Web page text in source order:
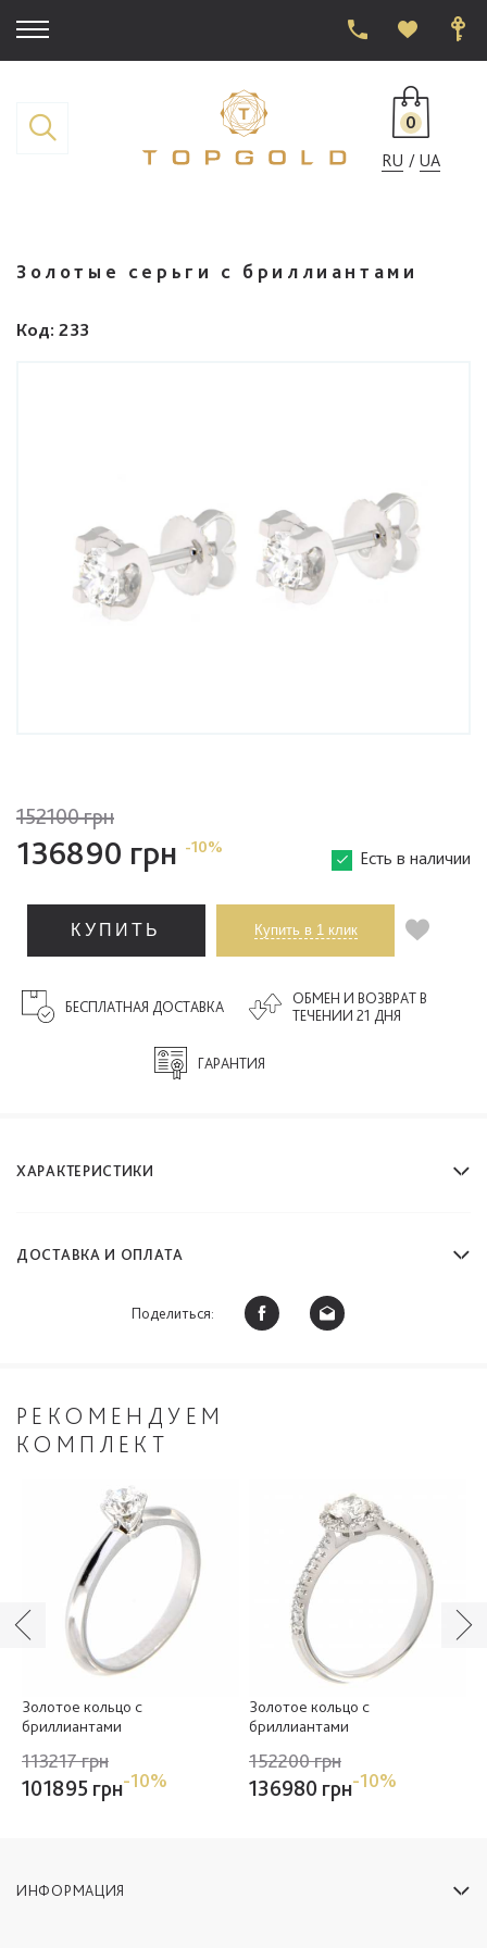
0
RU
UA
Золотые серьги с бриллиантами
Код: 233
152100 грн
136890 грн -10% Есть в наличии
КУПИТЬ Купить в 1 клик
ОБМЕН И ВОЗВРАТ В
ТЕЧЕНИИ 21 ДНЯ
ГАРАНТИЯ
БЕСПЛАТНАЯ ДОСТАВКА
ХАРАКТЕРИСТИКИ
ДОСТАВКА И ОПЛАТА
Поделиться:
РЕКОМЕНДУЕМ
КОМПЛЕКТ
Золотое кольцо с
бриллиантами
113217 грн
101895 грн-10%
Золотое кольцо с
бриллиантами
152200 грн
136980 грн-10%
ИНФОРМАЦИЯ